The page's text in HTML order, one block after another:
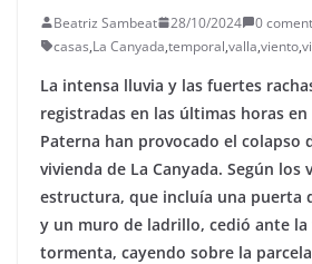
Beatriz Sambeat 28/10/2024
0
casas,La Canyada,temporal,valla,viento,
La intensa lluvia y las fuertes
registradas en las últimas horas
Paterna han provocado el colapso
vivienda de La Canyada. Según los
estructura, que incluía una puerta
y un muro de ladrillo, cedió ante la
tormenta, cayendo sobre la